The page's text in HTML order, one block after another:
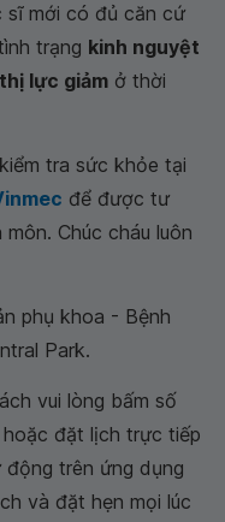
sĩ mới có đủ căn cứ
trạng kinh nguyệt
lực giảm ở thời
tra sức khỏe tại
để được tư
Chúc cháu luôn
phụ khoa - Bệnh
Park.
vui lòng bấm số
hoặc đặt lịch trực tiếp
trên ứng dụng
và đặt hẹn mọi lúc